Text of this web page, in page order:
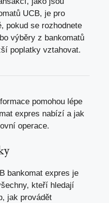
UCB, je pro
pokud se rozhodnete
výběry z bankomatů
poplatky vztahovat.
pomohou lépe
expres nabízí a jak
operace.
bankomat expres je
kteří hledají
jak provádět